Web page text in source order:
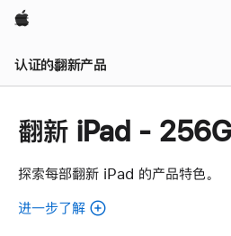
Apple
认证的翻新产品
翻新 iPad -
探索每部翻新 iPad 的产品特色。
进一步了解